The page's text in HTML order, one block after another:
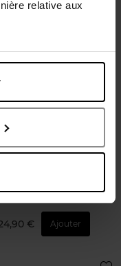
relative aux
SOL DE JANEIRO
Leite Café
Brume parfumée
€ Ajouter